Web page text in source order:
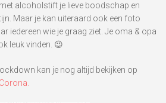
alcoholstift je lieve boodschap en
Maar je kan uiteraard ook een foto
iedereen wie je graag ziet. Je oma & opa
leuk vinden. 😉
kan je nog altijd bekijken op